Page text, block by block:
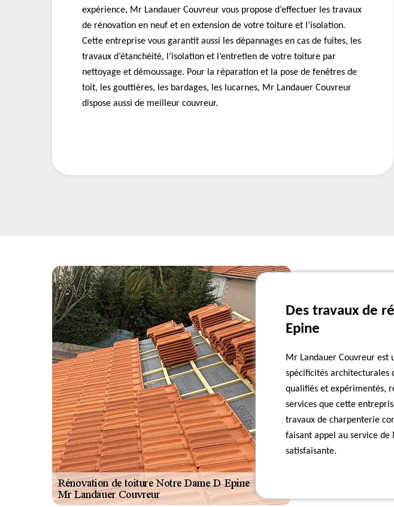
expérience, Mr Landauer Couvreur vous propose d’effectuer les travaux
de rénovation en neuf et en extension de votre toiture et l’isolation.
Cette entreprise vous garantit aussi les dépannages en cas de fuites, les
travaux d’étanchéité, l’isolation et l’entretien de votre toiture par
nettoyage et démoussage. Pour la réparation et la pose de fenêtres de
toit, les gouttières, les bardages, les lucarnes, Mr Landauer Couvreur
dispose aussi de meilleur couvreur.
Des travaux de
Epine
Mr Landauer Couvreur
spécificités architecturales
qualifiés et expérimentés,
services que cette
travaux de charpenterie
faisant appel au service de
satisfaisante.